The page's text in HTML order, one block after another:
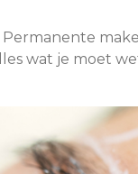
wat je moet